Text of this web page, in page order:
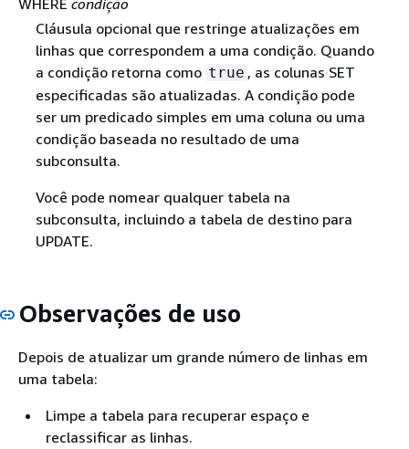
Cláusula opcional que restringe atualizações em
linhas que correspondem a uma condição. Quando
a condição retorna como true , as colunas SET
especificadas são atualizadas. A condição pode
ser um predicado simples em uma coluna ou uma
condição baseada no resultado de uma
subconsulta.
Você pode nomear qualquer tabela na
subconsulta, incluindo a tabela de destino para
UPDATE.
Observações de uso
Depois de atualizar um grande número de linhas em
uma tabela:
Limpe a tabela para recuperar espaço e
reclassificar as linhas.